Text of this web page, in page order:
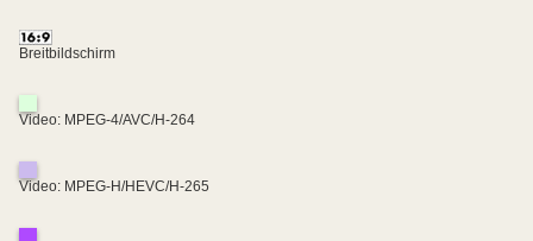
Breitbildschirm
Video: MPEG-4/AVC/H-264
Video: MPEG-H/HEVC/H-265